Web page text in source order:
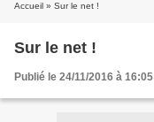
Accueil » Sur le net !
Sur le net !
Publié le 24/11/2016 à 16:05